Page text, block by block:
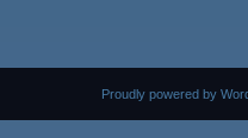
Proudly powered by